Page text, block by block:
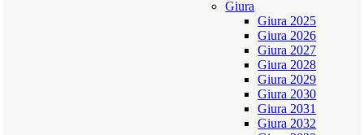
Giura
Giura 2025
Giura 2026
Giura 2027
Giura 2028
Giura 2029
Giura 2030
Giura 2031
Giura 2032